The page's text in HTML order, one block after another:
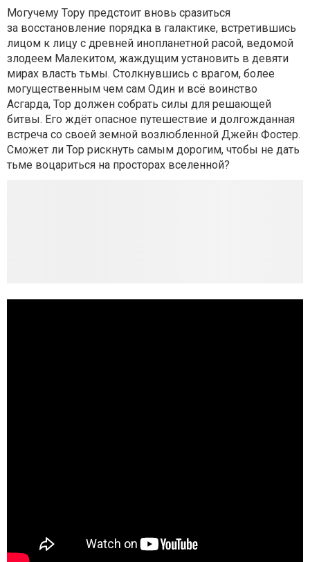
Могучему Тору предстоит вновь сразиться
за восстановление порядка в галактике, встретившись
лицом к лицу с древней инопланетной расой, ведомой
злодеем Малекитом, жаждущим установить в девяти
мирах власть тьмы. Столкнувшись с врагом, более
могущественным чем сам Один и всё воинство
Асгарда, Тор должен собрать силы для решающей
битвы. Его ждёт опасное путешествие и долгожданная
встреча со своей земной возлюбленной Джейн Фостер.
Сможет ли Тор рискнуть самым дорогим, чтобы не дать
тьме воцариться на просторах вселенной?